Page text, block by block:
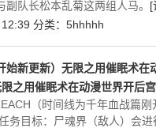
副队长松本乱菊这两组人马。 [
分类： 5hhhhh
始新更新）无限之用催眠术
之用催眠术在动漫世界开后
（时间线为千年血战篇
务目标：尸魂界（敌人）会